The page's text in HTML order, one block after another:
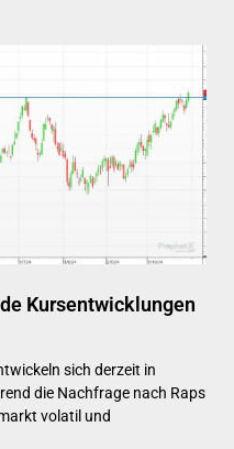
Kursentwicklungen
sich derzeit in
die Nachfrage nach Raps
volatil und